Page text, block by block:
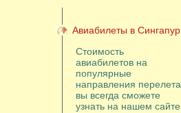
Авиабилеты в Сингапур
Стоимость
авиабилетов на
популярные
направления перелета
вы всегда сможете
узнать на нашем сайте